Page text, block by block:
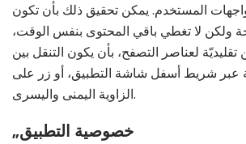
المستخدم. يمكن تحقيق ذلك بأن تكون
ولكن لا تغطي باقي المحتوى بنفس الوقت،
تقليديّة لعناصر التصفح، بأن يكون التنقل بين
عبر شريط أسفل شاشة التطبيق، أو زر على
الزاوية اليمنى واليسرى.
„خصوصية التطبيق